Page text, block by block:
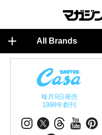
All Brands
毎月9日発売
1998年創刊